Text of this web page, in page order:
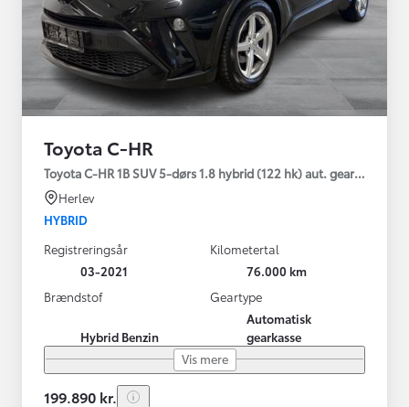
Toyota C-HR
Toyota C-HR 1B SUV 5-dørs 1.8 hybrid (122 hk) aut. gear C-LUB -
Herlev
HYBRID
Registreringsår
03-2021
Kilometertal
76.000 km
Brændstof
Hybrid Benzin
Geartype
Automatisk
gearkasse
Vis mere
199.890 kr.